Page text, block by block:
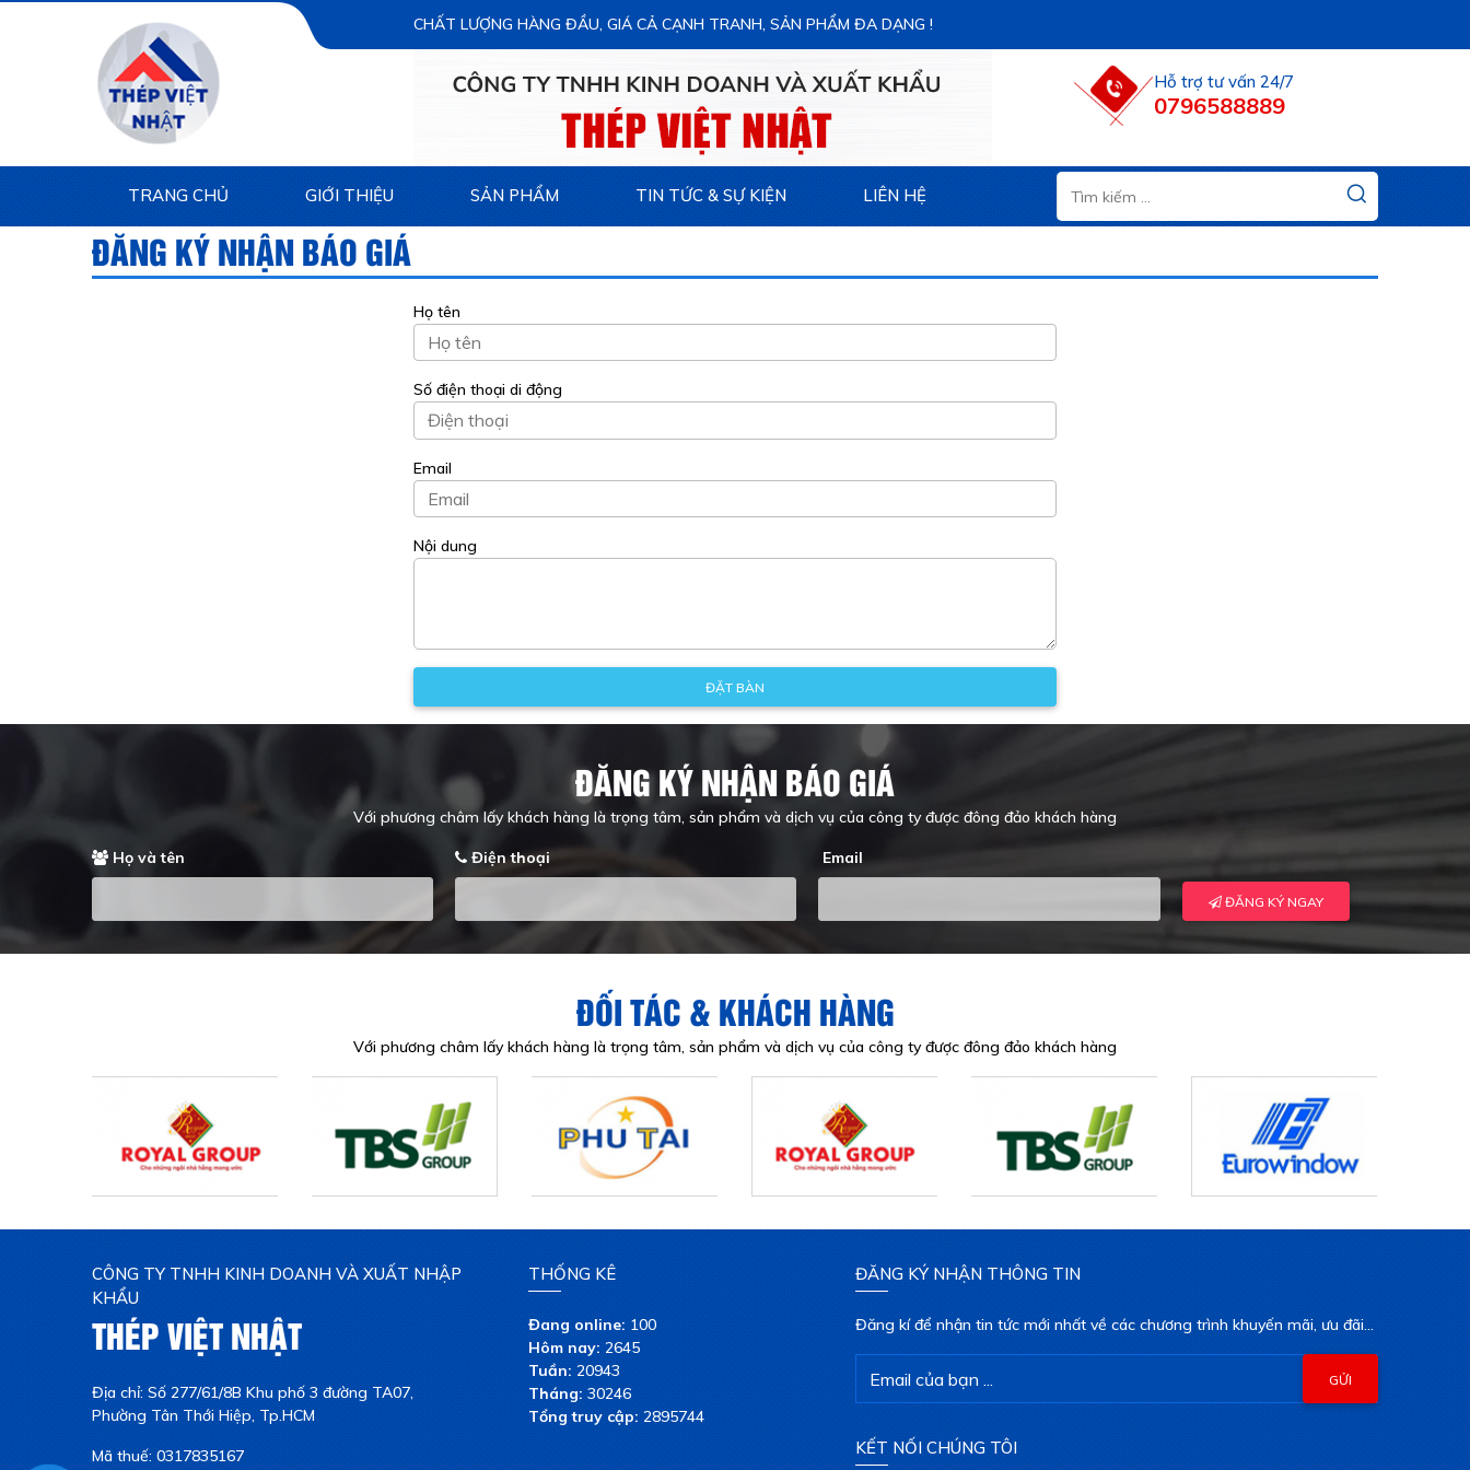
CHẤT LƯỢNG HÀNG ĐẦU, GIÁ CẢ CẠNH TRANH, SẢN PHẨM ĐA DẠNG !
Hỗ trợ tư vấn 24/7
0796588889
TRANG CHỦ GIỚI THIỆU SẢN PHẨM TIN TỨC & SỰ KIỆN LIÊN HỆ
ĐĂNG KÝ NHẬN BÁO GIÁ
Họ tên
Số điện thoại di động
Email
Nội dung
ĐĂNG KÝ NHẬN BÁO GIÁ
Với phương châm lấy khách hàng là trọng tâm, sản phẩm và dịch vụ của công ty được đông đảo khách hàng
Họ và tên Điện thoại Email
ĐĂNG KÝ NGAY
ĐỐI TÁC & KHÁCH HÀNG
Với phương châm lấy khách hàng là trọng tâm, sản phẩm và dịch vụ của công ty được đông đảo khách hàng
CÔNG TY TNHH KINH DOANH VÀ XUẤT NHẬP
KHẨU
THÉP VIỆT NHẬT
Địa chỉ: Số 277/61/8B Khu phố 3 đường TA07,
Phường Tân Thới Hiệp, Tp.HCM
Mã thuế: 0317835167
THỐNG KÊ
Đang online: 100
Hôm nay: 2645
Tuần: 20943
Tháng:30246
Tổng truy cập:2895744
ĐĂNG KÝ NHẬN THÔNG TIN
Đăng kí để nhận tin tức mới nhất về các chương trình khuyến mãi, ưu đãi...
KẾT NỐI CHÚNG TÔI